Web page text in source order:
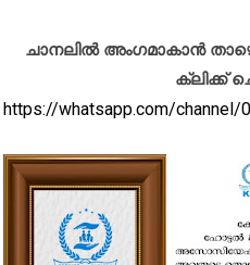
ചാനലിൽ അംഗമാകാൻ
ക്ലിക്ക്
https://whatsapp.com/channel/